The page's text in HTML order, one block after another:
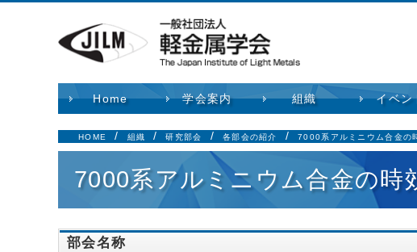
Home 学会案内 組織 イベン
HOME 組織 研究部会 各部会の紹介 7000系アルミニウム合金の
7000系アルミニウム合金の時
部会名称